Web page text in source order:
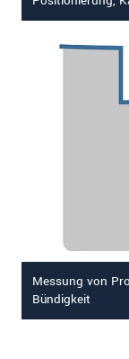
Messung von
Bündigkeit